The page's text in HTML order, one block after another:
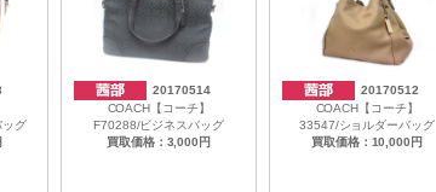
グ
20170514
COACH【コーチ】
F70288/ビジネスバッグ
買取価格：3,000円
20170512
COACH【コーチ】
33547/ショルダーバッグ
買取価格：10,000円